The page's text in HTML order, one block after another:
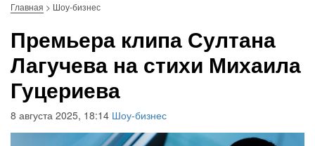
Главная > Шоу-бизнес
Премьера клипа Султана
Лагучева на стихи Михаила
Гуцериева
8 августа 2025, 18:14 Шоу-бизнес